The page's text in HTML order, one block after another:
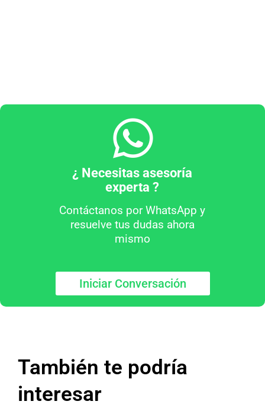
¿ Necesitas asesoría
experta ?
Contáctanos por WhatsApp y
resuelve tus dudas ahora
mismo
Iniciar Conversación
También te podría
interesar